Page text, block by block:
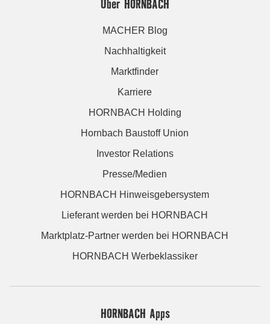
Über HORNBACH
MACHER Blog
Nachhaltigkeit
Marktfinder
Karriere
HORNBACH Holding
Hornbach Baustoff Union
Investor Relations
Presse/Medien
HORNBACH Hinweisgebersystem
Lieferant werden bei HORNBACH
Marktplatz-Partner werden bei HORNBACH
HORNBACH Werbeklassiker
HORNBACH Apps